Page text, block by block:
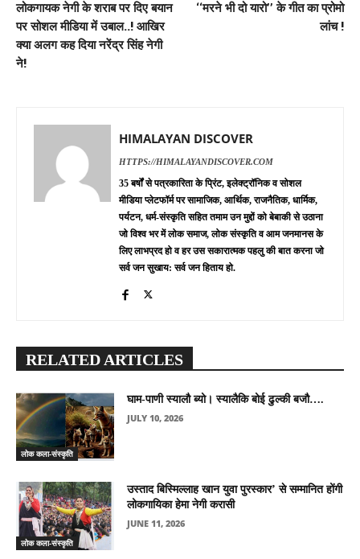
लोकगायक नेगी के शराब पर दिए बयान
पर सोशल मीडिया में उबाल..! आखिर
क्या अलग कह दिया नरेंद्र सिंह नेगी
ने!
‘‘मरने भी दो यारो’’ के गीत का प्रोमो
लांच !
HIMALAYAN DISCOVER
HTTPS://HIMALAYANDISCOVER.COM
35 बर्षों से पत्रकारिता के प्रिंट, इलेक्ट्रॉनिक व सोशल
मीडिया प्लेटफॉर्म पर सामाजिक, आर्थिक, राजनैतिक, धार्मिक,
पर्यटन, धर्म-संस्कृति सहित तमाम उन मुद्दों को बेबाकी से उठाना
जो विश्व भर में लोक समाज, लोक संस्कृति व आम जनमानस के
लिए लाभप्रद हो व हर उस सकारात्मक पहलु की बात करना जो
सर्व जन सुखाय: सर्व जन हिताय हो.
RELATED ARTICLES
लोक कला-संस्कृति
घाम-पाणी स्यालौ ब्यो। स्यालैकि बोई ढुल्की बजौ….
JULY 10, 2026
लोक कला-संस्कृति
उस्ताद बिस्मिल्लाह खान युवा पुरस्कार’ से सम्मानित होंगी
लोकगायिका हेमा नेगी करासी
JUNE 11, 2026